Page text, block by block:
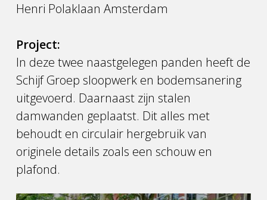
Henri Polaklaan Amsterdam
Project:
In deze twee naastgelegen panden heeft de
Schijf Groep sloopwerk en bodemsanering
uitgevoerd. Daarnaast zijn stalen
damwanden geplaatst. Dit alles met
behoudt en circulair hergebruik van
originele details zoals een schouw en
plafond.